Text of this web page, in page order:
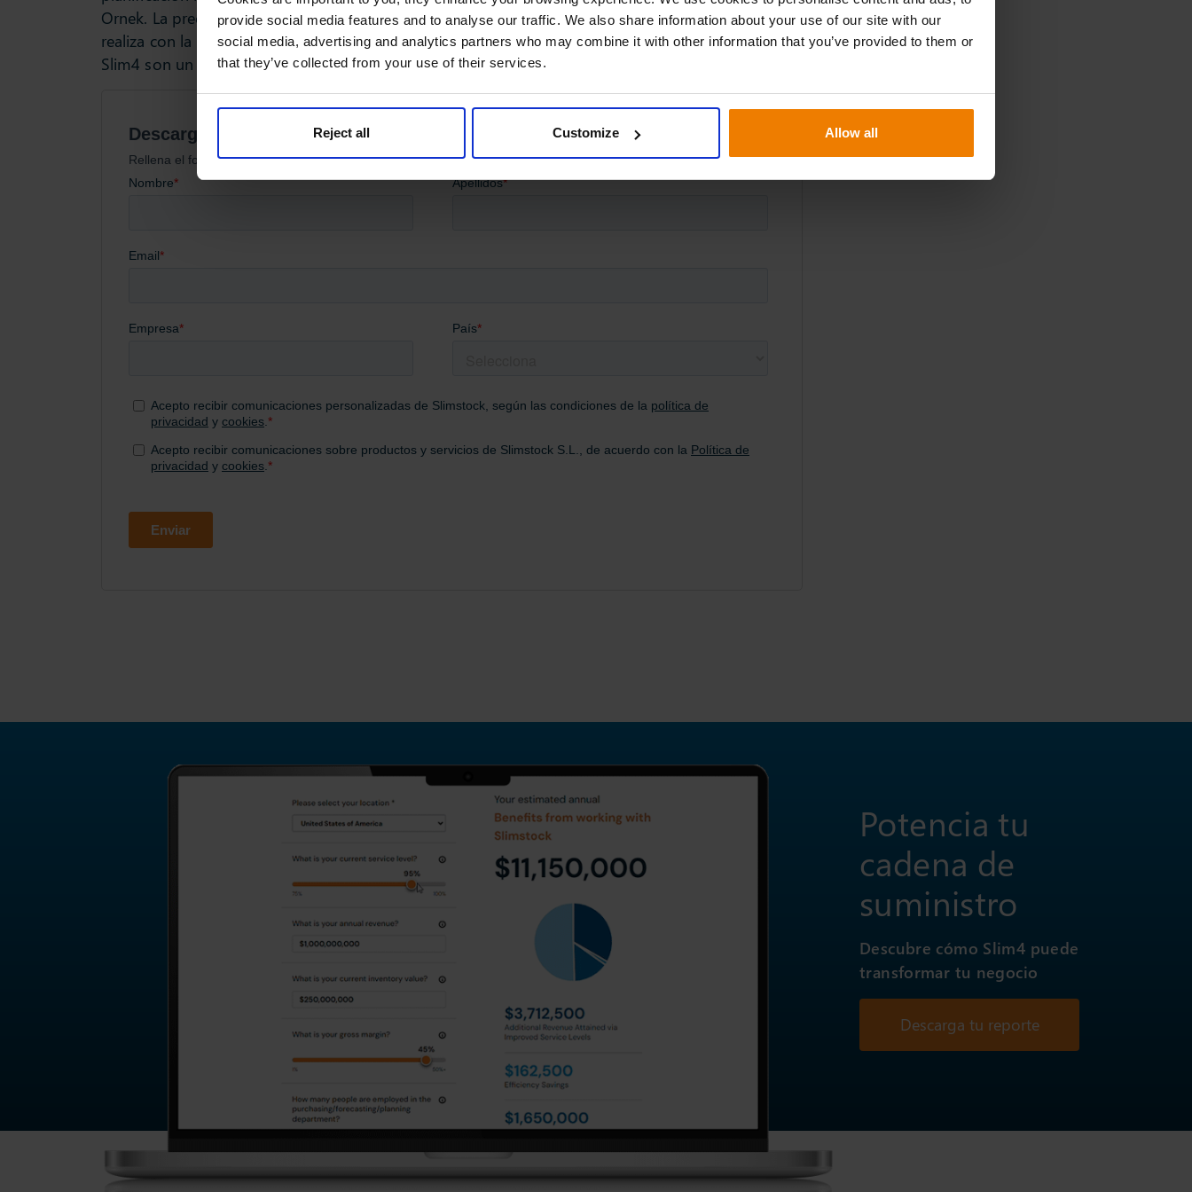
provide social media features and to analyse our traffic. We also share information about your use of our site with our
social media, advertising and analytics partners who may combine it with other information that you’ve provided to them or
that they’ve collected from your use of their services.
Reject all Customize Allow all
Ornek. La precisión Slim4 ha sido muy respaldada por un proyecto independiente que Tennant
realiza con la Universidad Politécnica de Eindhoven. La investigación subraya que los datos de
Slim4 son un 30% más exactos que los que Tennant tenía en el pasado.
Potencia tu
cadena de
suministro
Descubre cómo Slim4 puede
transformar tu negocio
Descarga tu reporte